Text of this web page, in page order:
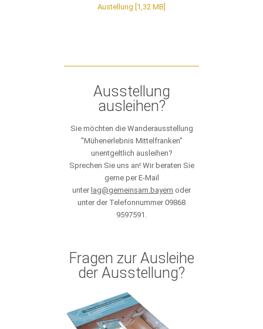
Austellung [1,32 MB]
Ausstellung
ausleihen?
Sie möchten die Wanderausstellung
"Mühenerlebnis Mittelfranken"
unentgeltlich ausleihen?
Sprechen Sie uns an! Wir beraten Sie
gerne per E-Mail
unter lag@gemeinsam.bayern oder
unter der Telefonnummer 09868
9597591.
Fragen zur Ausleihe
der Ausstellung?